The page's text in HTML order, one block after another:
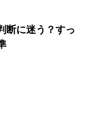
断に迷う？すっ